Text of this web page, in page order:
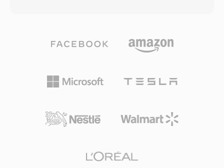
liệu nhúng với các điểm gợi ý, cho phép các
tính năng tương tác như điều hướng chương và
trực tuyến từ một trải nghiệm ngách không
thông chính thống, định hình lại căn bản giải trí,
giáo dục và truyền thông trên internet. Mặc dù
truyền tải dựa trên Flash, tệp FLV vẫn còn
trước mỗi gói 188 byte, tạo ra các gói 192 byte
khôi phục lỗi trong quá trình phát lại đĩa quang.
Cấu trúc gói mở rộng này giúp duy trì đồng bộ
phương tiện đĩa. M2TS hỗ trợ các codec video
Dolby TrueHD, DTS-HD Master Audio và LPCM